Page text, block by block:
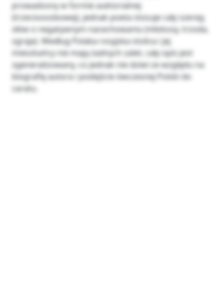
prowadzony w formie auktorialnej
(trzecioosobowej), jednak poeta stosuje cały szereg
słów o negatywnym nacechowaniu (młokosy, trzoda,
zgraja). Według Polaka rosyjska stolica i jej
mieszkańcy nie mają żadnych zalet, cały opis jest
zgeneralizowany, co jednak nie dziwi ze względu na
biografię autora i podejście ówczesnej Polski do
caratu.